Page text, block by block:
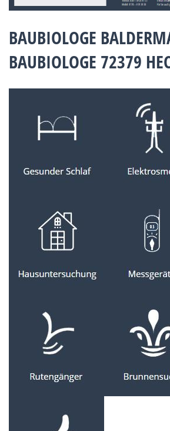
BAUBIOLOGE
BAUBIOLOGE 72379